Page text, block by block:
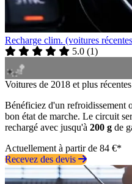
Recharge clim. (voitures
5.0 (1)
Voitures de 2018 et plus
Bénéficiez d'un refroidissement
bon état de marche. Le circuit
rechargé avec jusqu'à 200 g de
Actuellement à partir de 84 €*
Recevez des devis